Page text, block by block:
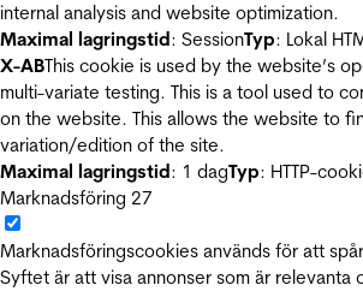
internal analysis and website optimization.
Maximal lagringstid: SessionTyp: Lokal
X-ABThis cookie is used by the website’s
multi-variate testing. This is a tool used to
on the website. This allows the website to
variation/edition of the site.
Maximal lagringstid: 1 dagTyp: HTTP-
Marknadsföring 27
Marknadsföringscookies används för att
Syftet är att visa annonser som är relevanta